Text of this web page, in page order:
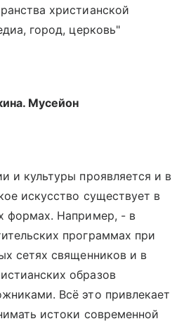
христианской
город, церковь"
Мусейон
и культуры проявляется и в
искусство существует в
формах. Например, - в
программах при
сетях священников и в
образов
Всё это привлекает
истоки современной